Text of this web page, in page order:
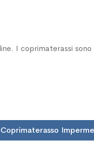
I coprimaterassi sono
Coprimaterasso